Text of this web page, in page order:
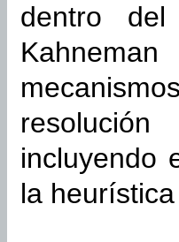
dentro del
incluyendo
la